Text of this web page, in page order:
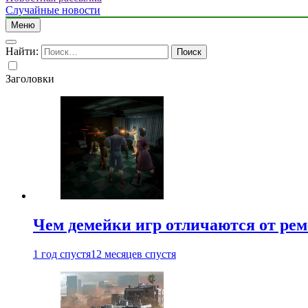
Случайные новости
Меню
Найти:
Заголовки
Чем демейки игр отличаются от
1 год спустя12 месяцев спустя